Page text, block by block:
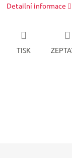
Detailní informace
TISK